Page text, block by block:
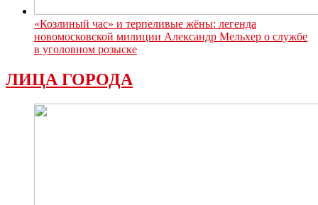
«Козлиный час» и терпеливые жёны: легенда
новомосковской милиции Александр Мельхер о службе
в уголовном розыске
ЛИЦА ГОРОДА